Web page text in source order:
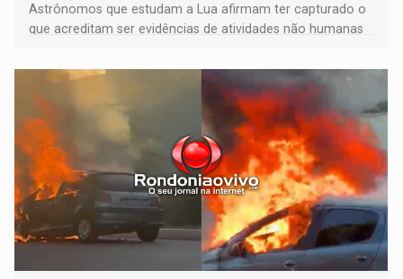
Astrônomos que estudam a Lua afirmam ter capturado o
que acreditam ser evidências de atividades não humanas
órbita